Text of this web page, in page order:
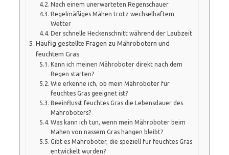
Nach einem unerwarteten Regenschauer
Regelmäßiges Mähen trotz wechselhaftem
Wetter
Der schnelle Heckenschnitt während der Laubzeit
Häufig gestellte Fragen zu Mährobotern und
feuchtem Gras
Kann ich meinen Mähroboter direkt nach dem
Regen starten?
Wie erkenne ich, ob mein Mähroboter für
feuchtes Gras geeignet ist?
Beeinflusst feuchtes Gras die Lebensdauer des
Mähroboters?
Was kann ich tun, wenn mein Mähroboter beim
Mähen von nassem Gras hängen bleibt?
Gibt es Mähroboter, die speziell für feuchtes Gras
entwickelt wurden?